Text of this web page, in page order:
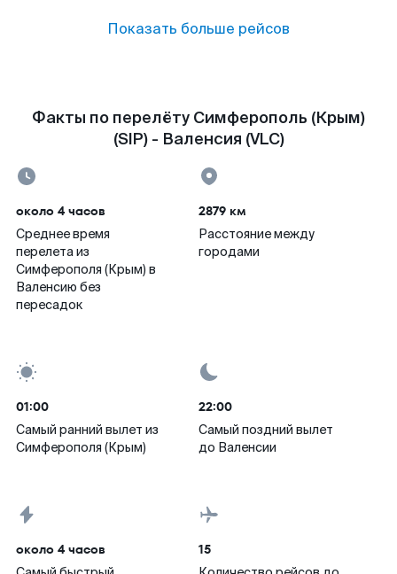
Показать больше рейсов
Факты по перелёту Симферополь (Крым)
(SIP) - Валенсия (VLC)
около 4 часов
Среднее время
перелета из
Симферополя (Крым) в
Валенсию без
пересадок
2879 км
Расстояние между
городами
01:00
Самый ранний вылет из
Симферополя (Крым)
22:00
Самый поздний вылет
до Валенсии
около 4 часов 15